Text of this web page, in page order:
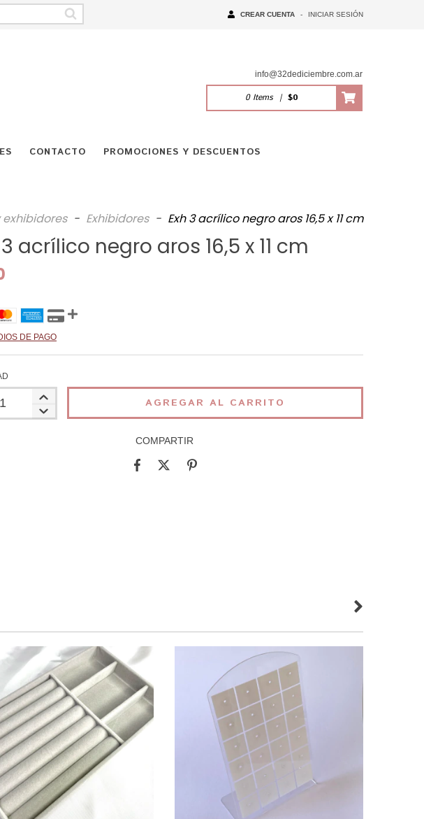
CREAR CUENTA - INICIAR SESIÓN
info@32dediciembre.com.ar
0 Items | $0
CONTACTO PROMOCIONES Y DESCUENTOS
exhibidores - Exhibidores - Exh 3 acrílico negro aros 16,5 x 11 cm
3 acrílico negro aros 16,5 x 11 cm
DE PAGO
COMPARTIR